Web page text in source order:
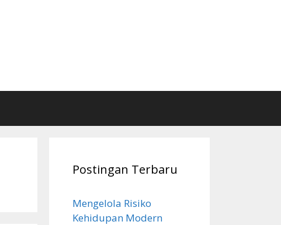
Postingan Terbaru
Mengelola Risiko
Kehidupan Modern